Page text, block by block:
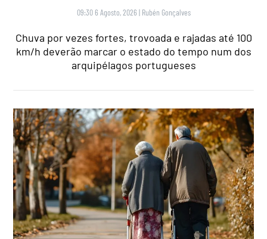
09:30 6 Agosto, 2026 | Rubén Gonçalves
Chuva por vezes fortes, trovoada e rajadas até 100
km/h deverão marcar o estado do tempo num dos
arquipélagos portugueses